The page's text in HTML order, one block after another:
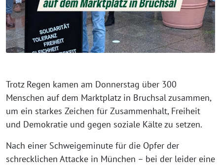
Trotz Regen kamen am Donnerstag über 300
Menschen auf dem Marktplatz in Bruchsal zusammen,
um ein starkes Zeichen für Zusammenhalt, Freiheit
und Demokratie und gegen soziale Kälte zu setzen.
Nach einer Schweigeminute für die Opfer der
schrecklichen Attacke in München – bei der leider eine